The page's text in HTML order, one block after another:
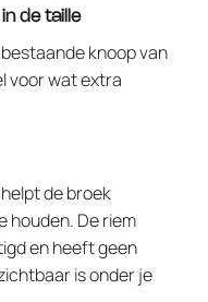
de taille
knoop van
voor wat extra
de broek
houden. De riem
en heeft geen
is onder je